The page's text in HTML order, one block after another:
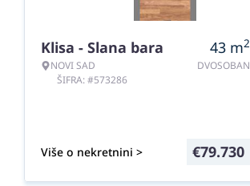
Klisa - Slana bara
NOVI SAD
ŠIFRA: #573286
43 m2
DVOSOBAN
Više o nekretnini > €79.730